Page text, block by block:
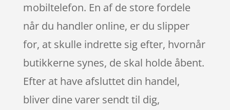
mobiltelefon. En af de store fordele
når du handler online, er du slipper
for, at skulle indrette sig efter, hvornår
butikkerne synes, de skal holde åbent.
Efter at have afsluttet din handel,
bliver dine varer sendt til dig,